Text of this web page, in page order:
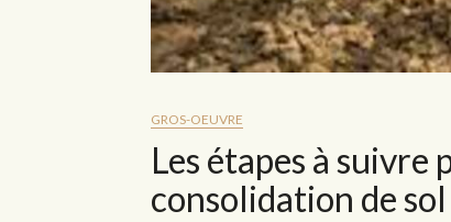
GROS-OEUVRE
Les étapes à suivre
consolidation de